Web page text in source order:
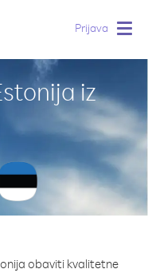
Prijava
iz
obaviti kvalitetne